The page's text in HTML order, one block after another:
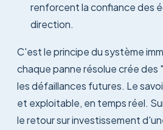
renforcent la confiance des
direction.
C'est le principe du système
chaque panne résolue crée
les défaillances futures. Le
et exploitable, en temps réel.
le retour sur investissement